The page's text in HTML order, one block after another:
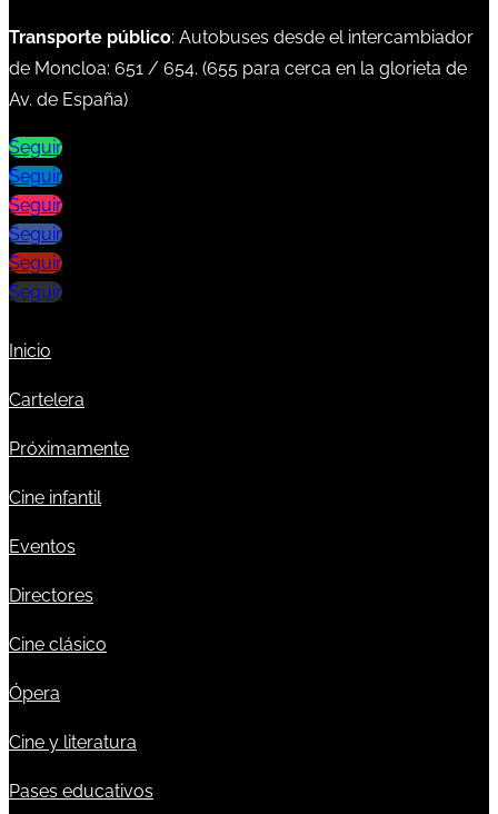
Transporte público: Autobuses desde el intercambiador
de Moncloa: 651 / 654. (655 para cerca en la glorieta de
Av. de España)
Seguir
Seguir
Seguir
Seguir
Seguir
Seguir
Inicio
Cartelera
Próximamente
Cine infantil
Eventos
Directores
Cine clásico
Ópera
Cine y literatura
Pases educativos